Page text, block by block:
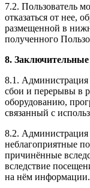
7.2. Пользователь
отказаться от нее,
размещенной в
полученного
8.
8.1. Администрация
сбои и перерывы в
оборудованию,
связанный с
8.2. Администрация
неблагоприятные
причинённые
вследствие
на нём информации.